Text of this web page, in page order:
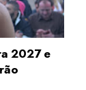
2027 e